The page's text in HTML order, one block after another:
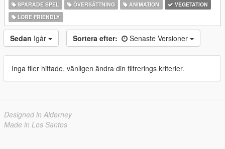
SPARADE SPEL
ÖVERSÄTTNING ANIMATION
VEGETATION
LORE FRIENDLY
Sedan Igår Sortera efter: Senaste Versioner
Inga filer hittade, vänligen ändra din filtrerings kriterier.
Designed in Alderney
Made in Los Santos